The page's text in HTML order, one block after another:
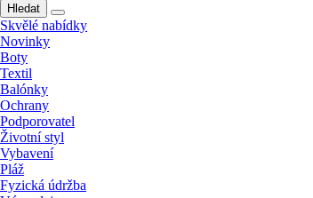
Hledat
Skvělé nabídky
Novinky
Boty
Textil
Balónky
Ochrany
Podporovatel
Životní styl
Vybavení
Pláž
Fyzická údržba